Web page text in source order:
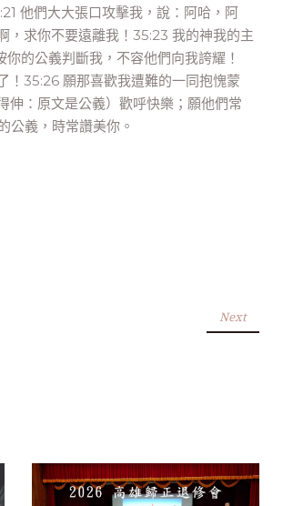
他們大大張口攻擊我，說：阿哈，阿
，求你不要遠離我！35:23 我的神我的主
的公義判斷我，不容他們向我誇耀！
！35:26 願那喜歡我遭難的一同抱愧蒙
伸：原文是公義）歡呼快樂；願他們常
公義，時常讚美你。
Next